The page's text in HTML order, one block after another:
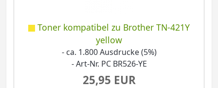
Toner kompatibel zu Brother TN-421Y
yellow
- ca. 1.800 Ausdrucke (5%)
- Art-Nr. PC BR526-YE
25,95 EUR